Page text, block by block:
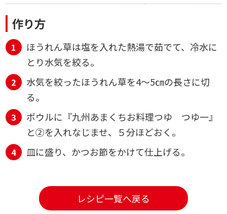
作り方
ほうれん草は塩を入れた熱湯で茹でて、冷水に
とり水気を絞る。
水気を絞ったほうれん草を4～5㎝の長さに切
る。
ボウルに『九州あまくちお料理つゆ つゆ一』
と②を入れなじませ、５分ほどおく。
皿に盛り、かつお節をかけて仕上げる。
レシピ一覧へ戻る